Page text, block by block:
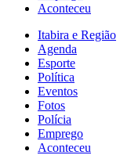
Aconteceu
Itabira e Região
Agenda
Esporte
Política
Eventos
Fotos
Polícia
Emprego
Aconteceu